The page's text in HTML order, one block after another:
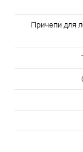
Причепи для